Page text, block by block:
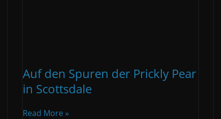
Auf den Spuren der Prickly Pear
in Scottsdale
Read More »